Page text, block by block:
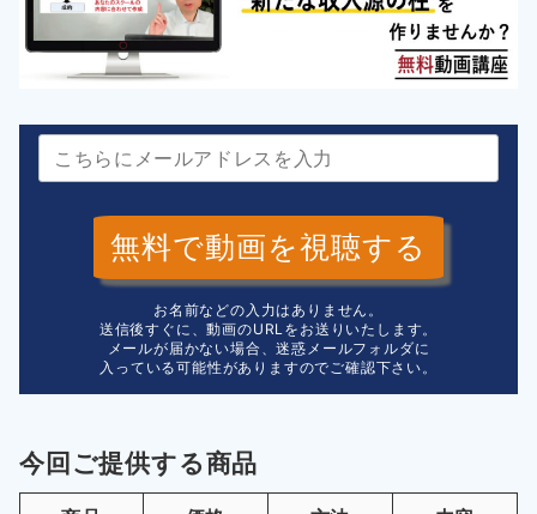
無料で動画を視聴する
お名前などの入力はありません。
送信後すぐに、動画のURLをお送りいたします。
メールが届かない場合、迷惑メールフォルダに
入っている可能性がありますのでご確認下さい。
今回ご提供する商品